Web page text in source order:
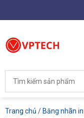
Trang chủ / Băng nhãn